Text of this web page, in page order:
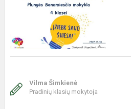
Vilma Šimkienė
Pradinių klasių mokytoja